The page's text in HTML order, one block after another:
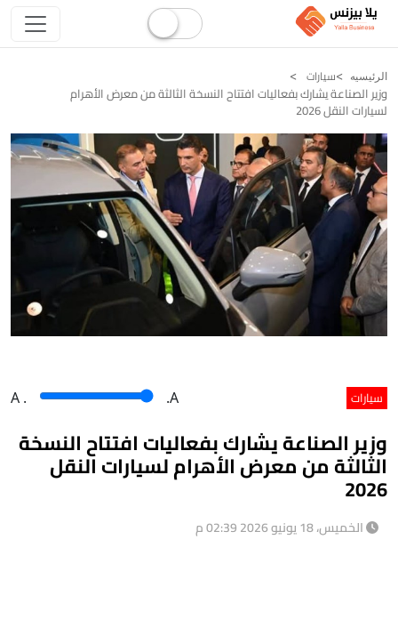
الرئيسيه سيارات
وزير الصناعة يشارك بفعاليات افتتاح النسخة الثالثة من معرض الأهرام
لسيارات النقل 2026
سيارات A . .A
وزير الصناعة يشارك بفعاليات افتتاح النسخة
الثالثة من معرض الأهرام لسيارات النقل
2026
الخميس، 18 يونيو 2026 02:39 م